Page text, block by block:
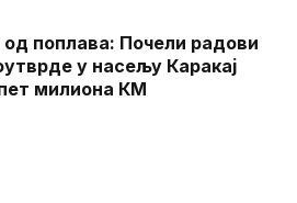
поплава: Почели радови
у насељу Каракај
милиона КМ